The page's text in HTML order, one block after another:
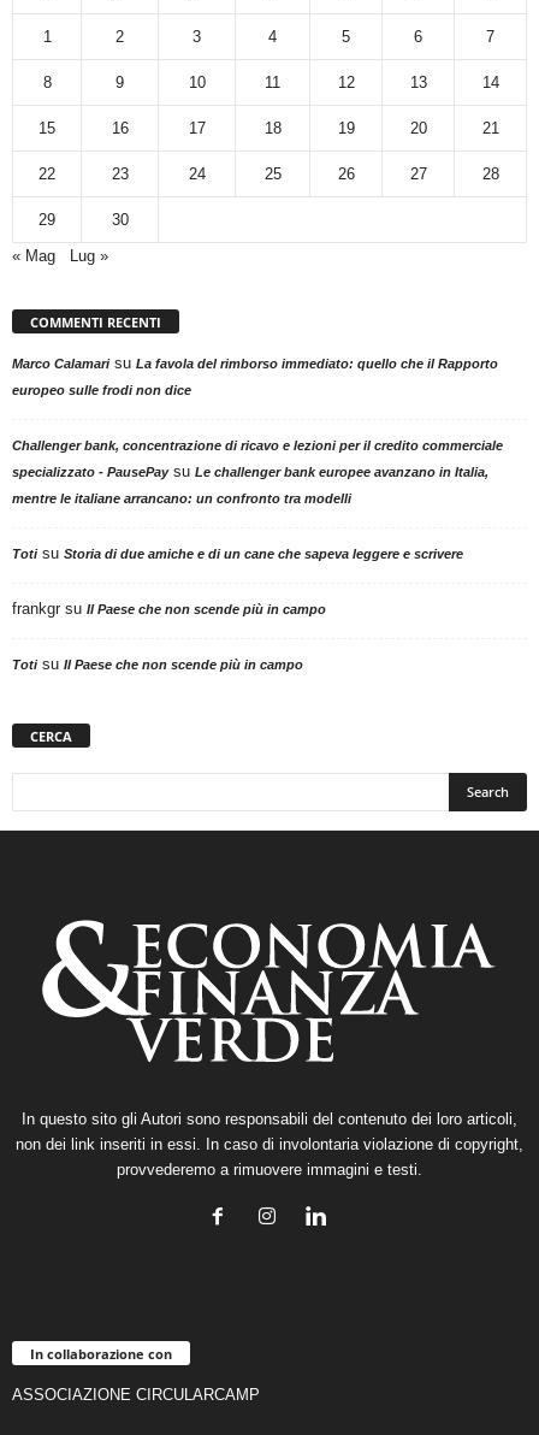
1 2 3 4 5 6 7
8 9 10 11 12 13 14
15 16 17 18 19 20 21
22 23 24 25 26 27 28
29
30
« Mag
Lug »
COMMENTI RECENTI
Marco Calamarisu La favola del rimborso immediato: quello che il Rapporto
europeo sulle frodi non dice
Challenger bank, concentrazione di ricavo e lezioni per il credito commerciale
specializzato - PausePaysu Le challenger bank europee avanzano in Italia,
mentre le italiane arrancano: un confronto tra modelli
Totisu Storia di due amiche e di un cane che sapeva leggere e scrivere
frankgr su Il Paese che non scende più in campo
Totisu Il Paese che non scende più in campo
CERCA
In questo sito gli Autori sono responsabili del contenuto dei loro articoli,
non dei link inseriti in essi. In caso di involontaria violazione di copyright,
provvederemo a rimuovere immagini e testi.
In collaborazione con
ASSOCIAZIONE CIRCULARCAMP